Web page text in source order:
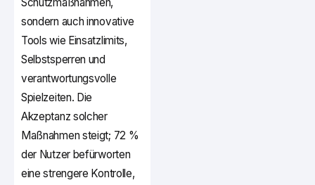
sondern auch innovative
Tools wie Einsatzlimits,
Selbstsperren und
verantwortungsvolle
Spielzeiten. Die
Akzeptanz solcher
Maßnahmen steigt; 72 %
der Nutzer befürworten
eine strengere Kontrolle,